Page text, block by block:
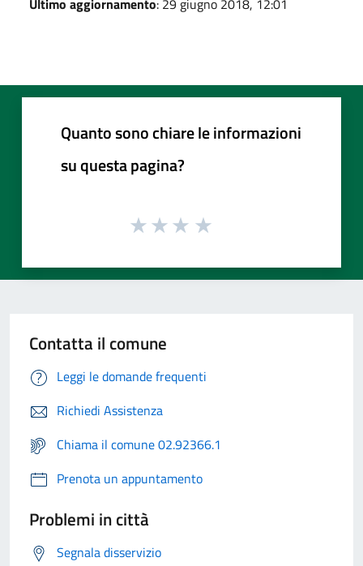
Quanto sono chiare le informazioni
su questa pagina?
Contatta il comune
Leggi le domande frequenti
Richiedi Assistenza
Chiama il comune 02.92366.1
Prenota un appuntamento
Problemi in città
Segnala disservizio